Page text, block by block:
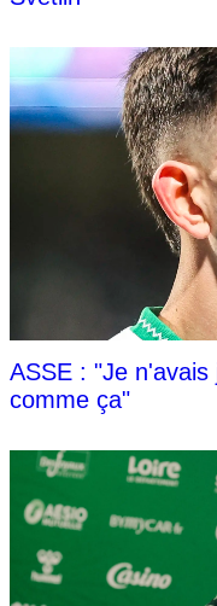
ASSE : "Je
comme ça"